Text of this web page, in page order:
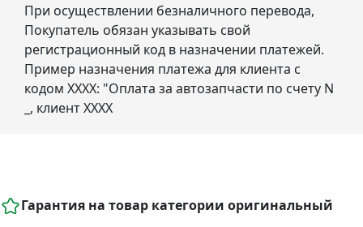
При осуществлении безналичного перевода,
Покупатель обязан указывать свой
регистрационный код в назначении платежей.
Пример назначения платежа для клиента с
кодом ХХХХ: "Оплата за автозапчасти по счету N
_, клиент ХХХХ
Гарантия на товар категории оригинальный